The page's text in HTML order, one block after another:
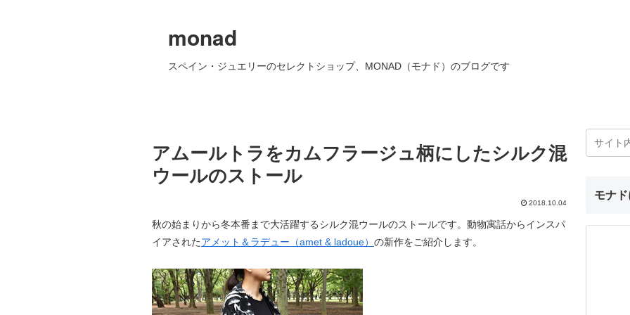
monad
スペイン・ジュエリーのセレクトショップ、MONAD（モナド）のブログです
アムールトラをカムフラージュ柄にしたシルク混
ウールのストール
2018.10.04
秋の始まりから冬本番まで大活躍するシルク混ウールのストールです。動物寓話からインスパ
イアされたアメット＆ラデュー（amet & ladoue） の新作をご紹介します。
モナ